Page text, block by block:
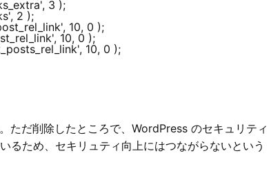
3 );
2 );
10, 0 );
10, 0 );
ただ削除したところで、WordPress のセキュリティ
るため、セキリュティ向上にはつながらないという